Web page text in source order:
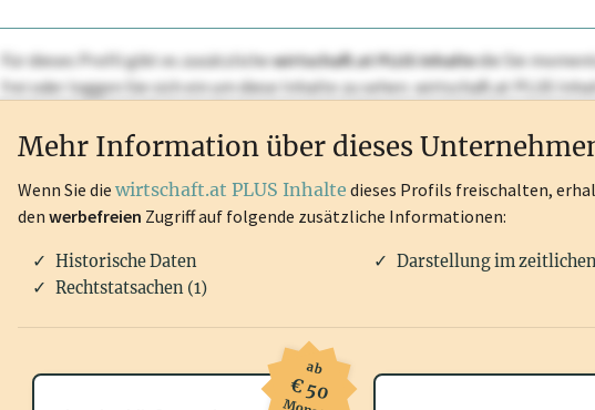
Für dieses Profil gibt es zusätzlichewirtschaft.at PLUS Inhaltedie Sie
frei oder loggen Sie sich ein um diese Inhalte zu sehen. wirtschaft.at PLUS
Mehr Information über dieses
Wenn Sie die wirtschaft.at PLUS Inhalte dieses Profils freischalten,
den werbefreien Zugriff auf folgende zusätzliche Informationen:
Historische Daten
Darstellung im
Rechtstatsachen (1)
ab
€ 50